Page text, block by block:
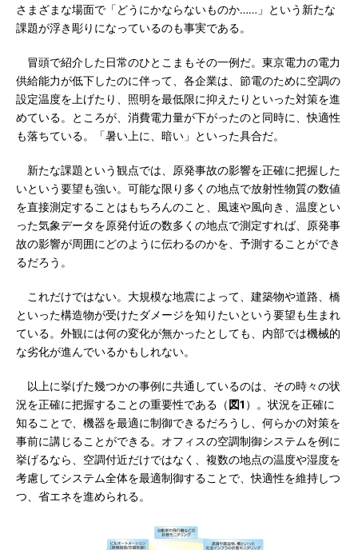
さまざまな場面で「どうにかならないものか……」という新たな
課題が浮き彫りになっているのも事実である。
冒頭で紹介した日常のひとこまもその一例だ。東京電力の電力
供給能力が低下したのに伴って、各企業は、節電のために空調の
設定温度を上げたり、照明を最低限に抑えたりといった対策を進
めている。ところが、消費電力量が下がったのと同時に、快適性
も落ちている。「暑い上に、暗い」といった具合だ。
新たな課題という観点では、原発事故の影響を正確に把握した
いという要望も強い。可能な限り多くの地点で放射性物質の数値
を直接測定することはもちろんのこと、風速や風向き、温度とい
った気象データを原発付近の数多くの地点で測定すれば、原発事
故の影響が周囲にどのように伝わるのかを、予測することができ
るだろう。
これだけではない。大規模な地震によって、建築物や道路、橋
といった構造物が受けたダメージを知りたいという要望も生まれ
ている。外観には何の変化が無かったとしても、内部では機械的
な劣化が進んでいるかもしれない。
以上に挙げた幾つかの事例に共通しているのは、その時々の状
況を正確に把握することの重要性である（ 図1 ）。状況を正確に
知ることで、機器を最適に制御できるだろうし、何らかの対策を
事前に講じることができる。オフィスの空調制御システムを例に
挙げるなら、空調付近だけではなく、複数の地点の温度や湿度を
考慮してシステム全体を最適制御することで、快適性を維持しつ
つ、省エネを進められる。